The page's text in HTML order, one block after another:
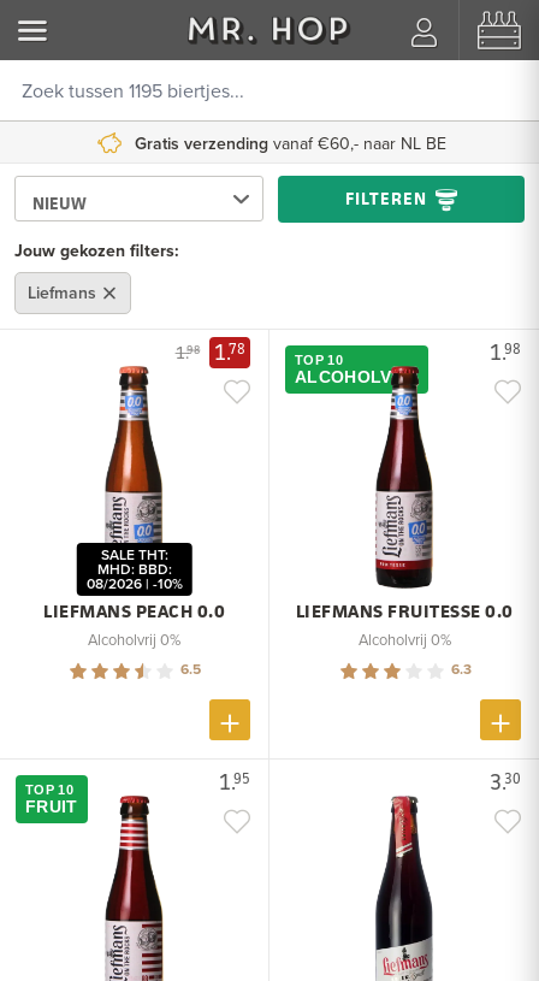
Gratis verzending vanaf €60,- naar NL BE
FILTEREN
Jouw gekozen filters:
Liefmans
1.98 1.78
LIEFMANS PEACH 0.0
SALE THT:
MHD: BBD:
08/2026 | -10%
Alcoholvrij 0%
6.5
1.98
TOP 10
ALCOHOLVRIJ
LIEFMANS FRUITESSE 0.0
Alcoholvrij 0%
6.3
1.95
TOP 10
FRUIT
3.30